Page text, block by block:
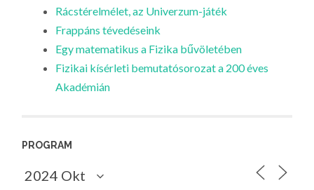
Rácstérelmélet, az Univerzum-játék
Frappáns tévedéseink
Egy matematikus a Fizika bűvöletében
Fizikai kísérleti bemutatósorozat a 200 éves
Akadémián
PROGRAM